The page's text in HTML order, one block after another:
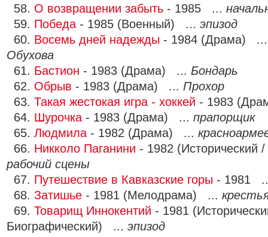
58. О возвращении забыть - 1985 ...
59. Победа - 1985 (Военный) ... эпизод
60. Восемь дней надежды - 1984 (Драма)
Обухова
61. Бастион - 1983 (Драма) ... Бондарь
62. Обрыв - 1983 (Драма) ... Прохор
63. Такая жестокая игра - хоккей - 1983
64. Шурочка - 1983 (Драма) ... прапорщик
65. Людмила - 1982 (Драма) ...
66. Никколо Паганини - 1982
рабочий сцены
67. Путешествие в Кавказские горы - 1981
68. Затишье - 1981 (Мелодрама) ...
69. Товарищ Иннокентий - 1981
Биографический) ... эпизод